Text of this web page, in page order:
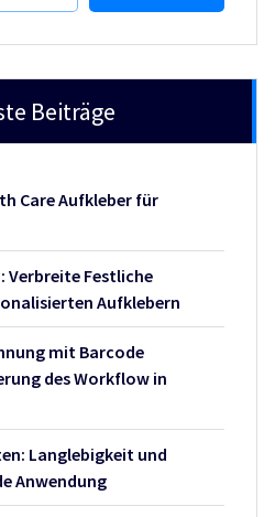
Beiträge
Care Aufkleber für
Verbreite Festliche
Aufklebern
mit Barcode
des Workflow in
Langlebigkeit und
Anwendung